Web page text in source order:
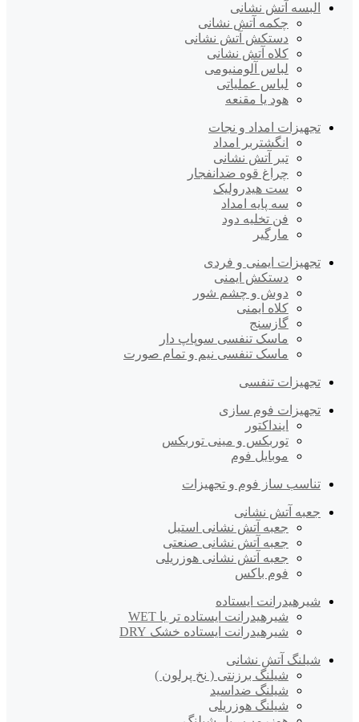
البسه آتش نشانی
چکمه آتش نشانی
دستکش آتش نشانی
کلاه آتش نشانی
لباس آلومنیومی
لباس عملیاتی
هود یا مقنعه
تجهیزات امداد و نجات
انگشتربر امداد
تبر آتش نشانی
چراغ قوه ضدانفجار
ست هیدرولیک
سه پایه امداد
فن تخلیه دود
مارگیر
تجهیزات ایمنی و فردی
دستکش ایمنی
دوش و چشم شور
کلاه ایمنی
گازسنج
ماسک تنفسی سوپاپ دار
ماسک تنفسی نیم و تمام صورت
تجهیزات تنفسی
تجهیزات فوم سازی
اینداکتور
توربکس و مینی توربکس
موبایل فوم
تناسب ساز فوم و تجهیزات
جعبه آتش نشانی
جعبه آتش نشانی استیل
جعبه آتش نشانی صنعتی
جعبه آتش نشانی هوزریلی
فوم باکس
شیرهیدرانت ایستاده
شیرهیدرانت ایستاده تر یا WET
شیرهیدرانت ایستاده خشک DRY
شیلنگ آتش نشانی
شیلنگ برزنتی ( نخ پرلون )
شیلنگ ضداسید
شیلنگ هوزریلی